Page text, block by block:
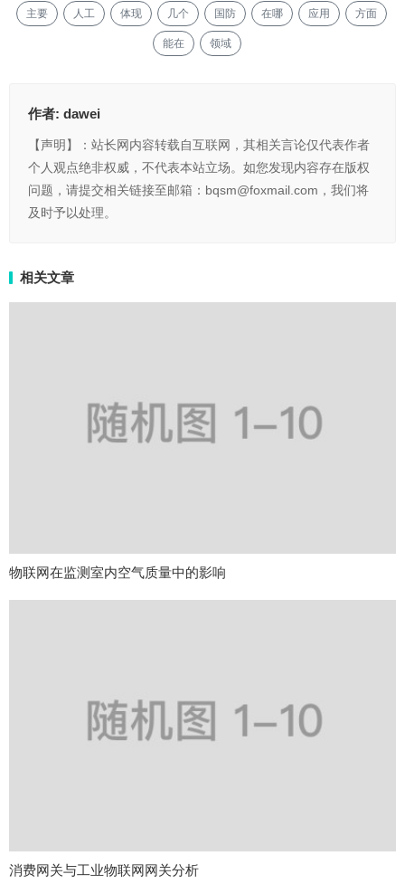
主要 人工 体现 几个 国防 在哪 应用 方面
能在 领域
作者: dawei
【声明】：站长网内容转载自互联网，其相关言论仅代表作者
个人观点绝非权威，不代表本站立场。如您发现内容存在版权
问题，请提交相关链接至邮箱：bqsm@foxmail.com，我们将
及时予以处理。
相关文章
物联网在监测室内空气质量中的影响
消费网关与工业物联网网关分析